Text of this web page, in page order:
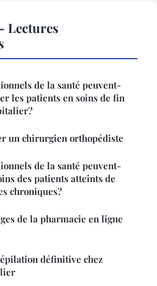
Lectures
de la santé peuvent-
les patients en soins de fin
un chirurgien orthopédiste
de la santé peuvent-
des patients atteints de
chroniques?
de la pharmacie en ligne
définitive chez